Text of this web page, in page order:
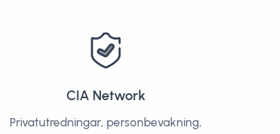
CIA Network
Privatutredningar, personbevakning,